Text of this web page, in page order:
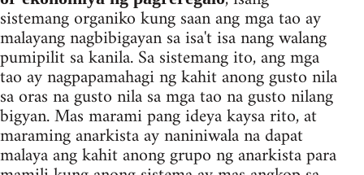
sistemang organiko kung saan ang mga tao ay
malayang nagbibigayan sa isa't isa nang walang
pumipilit sa kanila. Sa sistemang ito, ang mga
tao ay nagpapamahagi ng kahit anong gusto nila
sa oras na gusto nila sa mga tao na gusto nilang
bigyan. Mas marami pang ideya kaysa rito, at
maraming anarkista ay naniniwala na dapat
malaya ang kahit anong grupo ng anarkista para